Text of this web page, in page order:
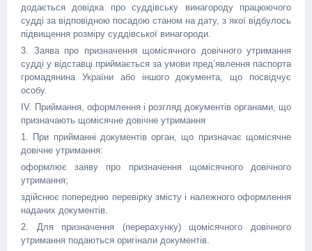
додається довідка про суддівську винагороду працюючого
судді за відповідною посадою станом на дату, з якої відбулось
підвищення розміру суддівської винагороди.
3. Заява про призначення щомісячного довічного утримання
судді у відставці приймається за умови пред’явлення паспорта
громадянина України або іншого документа, що посвідчує
особу.
ІV. Приймання, оформлення і розгляд документів органами, що
призначають щомісячне довічне утримання
1. При прийманні документів орган, що призначає щомісячне
довічне утримання:
оформлює заяву про призначення щомісячного довічного
утримання;
здійснює попередню перевірку змісту і належного оформлення
наданих документів.
2. Для призначення (перерахунку) щомісячного довічного
утримання подаються оригінали документів.